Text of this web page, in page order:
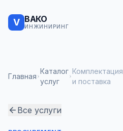
V ВАКО
ИНЖИНИРИНГ
Главная
Каталог
услуг
Комплектация
и поставка
Все услуги